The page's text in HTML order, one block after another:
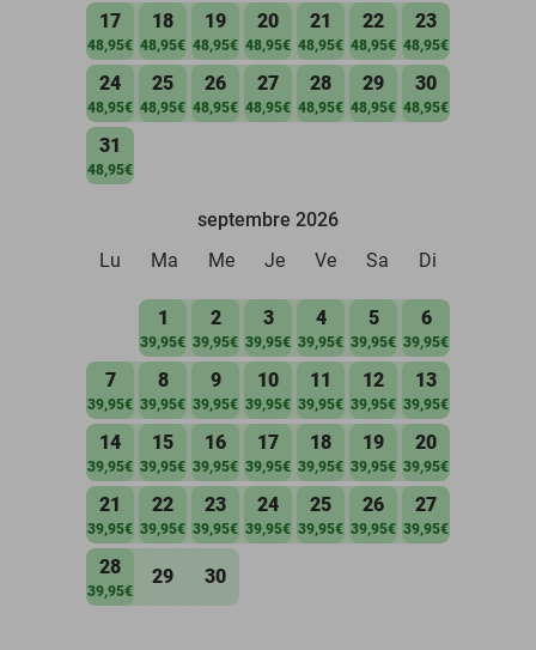
17
48,95€
18
48,95€
19
48,95€
20
48,95€
21
48,95€
22
48,95€
23
48,95€
24
48,95€
25
48,95€
26
48,95€
27
48,95€
28
48,95€
29
48,95€
30
48,95€
31
48,95€
septembre 2026
Lu
Ma Me Je Ve Sa Di
1
39,95€
2
39,95€
3
39,95€
4
39,95€
5
39,95€
6
39,95€
7
39,95€
8
39,95€
9
39,95€
10
39,95€
11
39,95€
12
39,95€
13
39,95€
14
39,95€
15
39,95€
16
39,95€
17
39,95€
18
39,95€
19
39,95€
20
39,95€
21
39,95€
22
39,95€
23
39,95€
24
39,95€
25
39,95€
26
39,95€
27
39,95€
28
39,95€
29 30